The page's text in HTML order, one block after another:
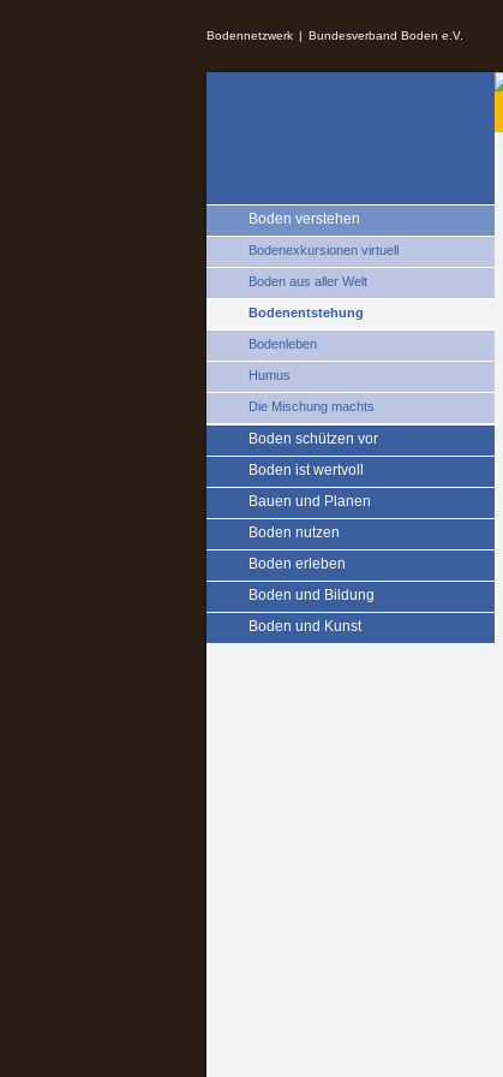
Zum Inhalt springen
Bodennetzwerk Bundesverband Boden e.V.
Boden verstehen
Bodenexkursionen virtuell
Boden aus aller Welt
Bodenentstehung
Bodenleben
Humus
Die Mischung machts
Boden schützen vor
Boden ist wertvoll
Bauen und Planen
Boden nutzen
Boden erleben
Boden und Bildung
Boden und Kunst